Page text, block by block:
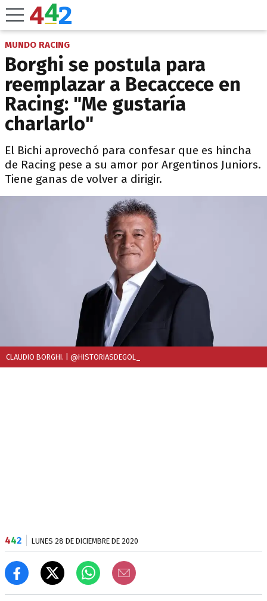
MUNDO RACING
Borghi se postula para
reemplazar a Becaccece en
Racing: "Me gustaría
charlarlo"
El Bichi aprovechó para confesar que es hincha
de Racing pese a su amor por Argentinos Juniors.
Tiene ganas de volver a dirigir.
CLAUDIO BORGHI. | @HISTORIASDEGOL_
442 LUNES 28 DE DICIEMBRE DE 2020